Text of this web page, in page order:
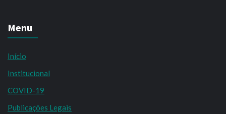
Menu
Início
Institucional
COVID-19
Publicações Legais